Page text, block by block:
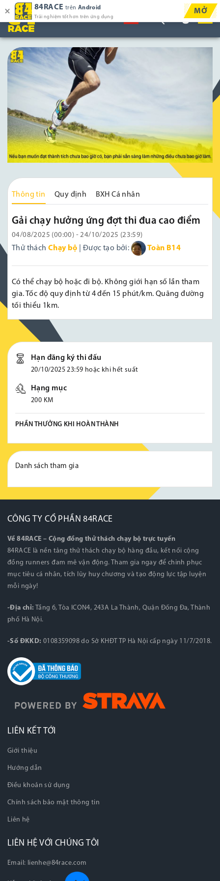
Thông tin Quy định BXH Cá nhân
Gải chạy hưởng ứng đợt thi đua cao điểm
04/08/2025 (00:00) - 24/10/2025 (23:59)
Thử thách Chạy bộ | Được tạo bởi: Toàn B14
Có thể chạy bộ hoặc đi bộ. Không giới hạn số lần tham
gia. Tốc độ quy định từ 4 đến 15 phút/km. Quãng đường
tối thiểu 1km.
Hạn đăng ký thi đấu
20/10/2025 23:59 hoặc khi hết suất
Hạng mục
200 KM
PHẦN THƯỞNG KHI HOÀN THÀNH
Danh sách tham gia
CÔNG TY CỔ PHẦN 84RACE
Về 84RACE – Cộng đồng thử thách chạy bộ trực tuyến
84RACE là nền tảng thử thách chạy bộ hàng đầu, kết nối cộng
đồng runners đam mê vận động. Tham gia ngay để chinh phục
mục tiêu cá nhân, tích lũy huy chương và tạo động lực tập luyện
mỗi ngày!
-Địa chỉ: Tầng 6, Tòa ICON4, 243A La Thành, Quận Đống Đa, Thành
phố Hà Nội.
-Số ĐKKD: 0108359098 do Sở KHĐT TP Hà Nội cấp ngày 11/7/2018.
LIÊN KẾT TỚI
Giới thiệu
Hướng dẫn
Điều khoản sử dụng
Chính sách bảo mật thông tin
Liên hệ
LIÊN HỆ VỚI CHÚNG TÔI
Email: lienhe@84race.com
84RACE trên Android
Trải nghiệm tốt hơn trên ứng dụng
MỞ